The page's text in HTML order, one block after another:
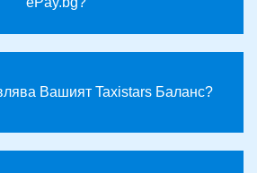
Вашият Taxistars Баланс?